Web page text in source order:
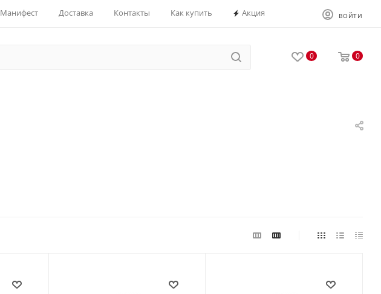
Манифест Доставка Контакты Как купить Акция ВОЙТИ
0 0